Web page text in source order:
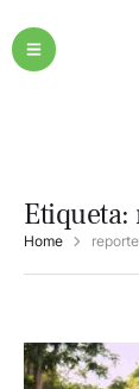
Etiqueta:
Home